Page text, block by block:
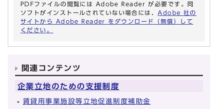
PDFファイルの閲覧には Adobe Reader が必要です。同
ソフトがインストールされていない場合には、 Adobe 社の
サイトから Adobe Reader をダウンロード（無償）して
ください。
関連コンテンツ
企業立地のための支援制度
賃貸用事業施設等立地促進制度補助金